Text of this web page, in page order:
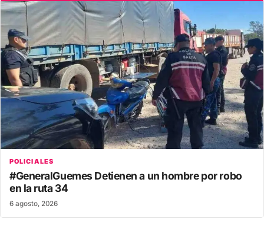
POLICIALES
#GeneralGuemes Detienen a un hombre por robo
en la ruta 34
6 agosto, 2026